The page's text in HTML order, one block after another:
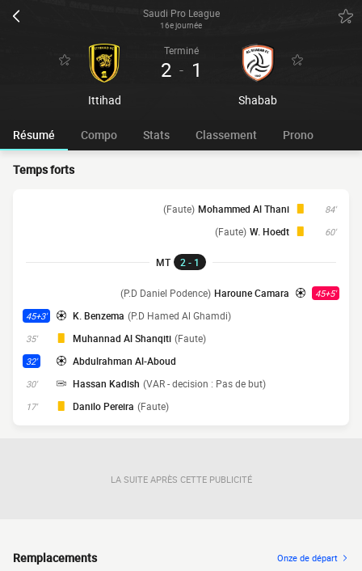
Saudi Pro League
16e journée
Ittihad
Terminé
2 - 1
Shabab
Résumé Compo Stats Classement Prono
Temps forts
84'
Mohammed Al Thani
(Faute)
60'
W. Hoedt
(Faute)
MT 2 - 1
45+5'
Haroune Camara
(P.D Daniel Podence)
45+3' K. Benzema (P.D Hamed Al Ghamdi)
35' Muhannad Al Shanqiti (Faute)
32' Abdulrahman Al-Aboud
30' Hassan Kadish (VAR - decision : Pas de but)
17' Danilo Pereira (Faute)
LA SUITE APRÈS CETTE PUBLICITÉ
Remplacements Onze de départ